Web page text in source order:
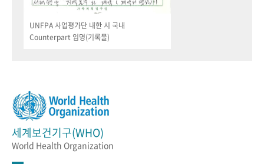
UNFPA 사업평가단 내한 시 국내
Counterpart 임명(기록물)
세계보건기구(WHO)
World Health Organization